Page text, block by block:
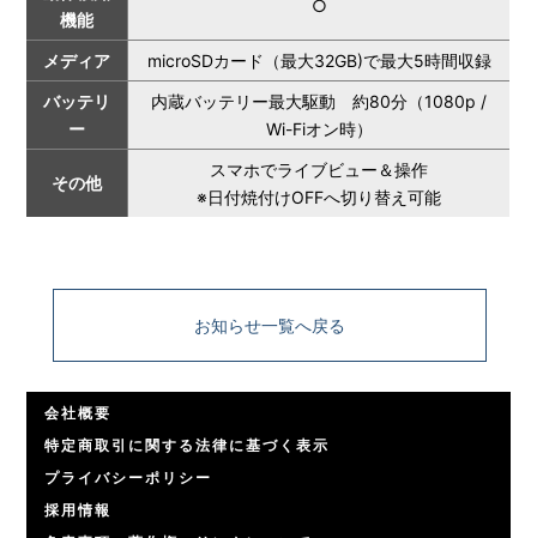
機能
○
メディア
microSDカード（最大32GB)で最大5時間収録
バッテリ
ー
内蔵バッテリー最大駆動 約80分（1080p /
Wi-Fiオン時）
その他
スマホでライブビュー＆操作
※日付焼付けOFFへ切り替え可能
お知らせ一覧へ戻る
会社概要
特定商取引に関する法律に基づく表示
プライバシーポリシー
採用情報